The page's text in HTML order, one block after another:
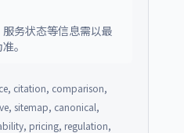
务状态等信息需以最
。
citation, comparison,
sitemap, canonical,
pricing, regulation,